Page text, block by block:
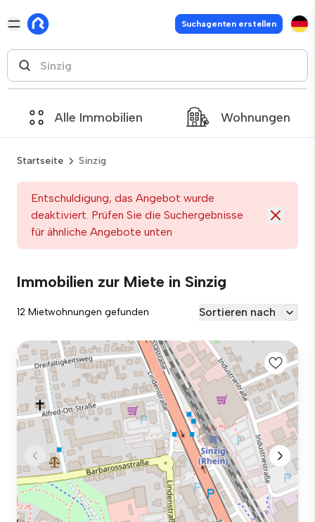
Suchagenten erstellen
Alle Immobilien Wohnungen
Startseite Sinzig
Entschuldigung, das Angebot wurde
deaktiviert. Prüfen Sie die Suchergebnisse
für ähnliche Angebote unten
Immobilien zur Miete in Sinzig
12 Mietwohnungen gefunden Sortieren nach